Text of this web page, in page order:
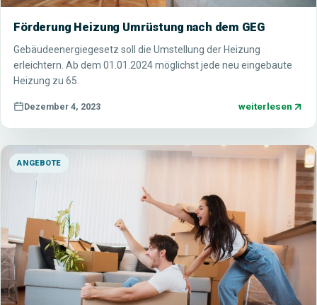
Förderung Heizung Umrüstung nach dem GEG
Gebäudeenergiegesetz soll die Umstellung der Heizung
erleichtern. Ab dem 01.01.2024 möglichst jede neu eingebaute
Heizung zu 65.
Dezember 4, 2023 weiterlesen
ANGEBOTE